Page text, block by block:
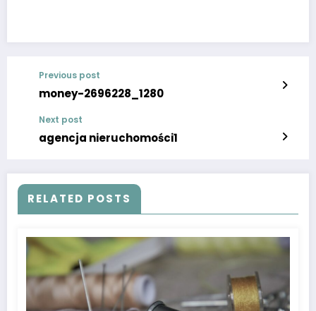
Previous post
money-2696228_1280
Next post
agencja nieruchomości1
RELATED POSTS